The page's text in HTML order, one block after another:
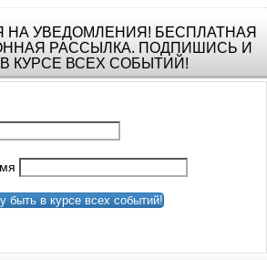
НА УВЕДОМЛЕНИЯ! БЕСПЛАТНАЯ
РАССЫЛКА. ПОДПИШИСЬ И
В КУРСЕ ВСЕХ СОБЫТИЙ!
быть в курсе всех событий!